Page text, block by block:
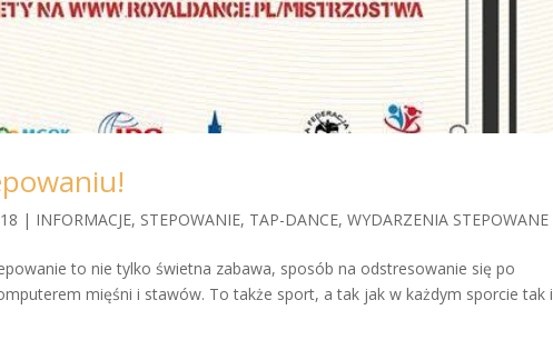
| INFORMACJE, STEPOWANIE, TAP-DANCE,WYDARZENIA STEPOWANE
to nie tylko świetna zabawa, sposób na odstresowanie się po
mięśni i stawów. To także sport, a tak jak w każdym sporcie tak i